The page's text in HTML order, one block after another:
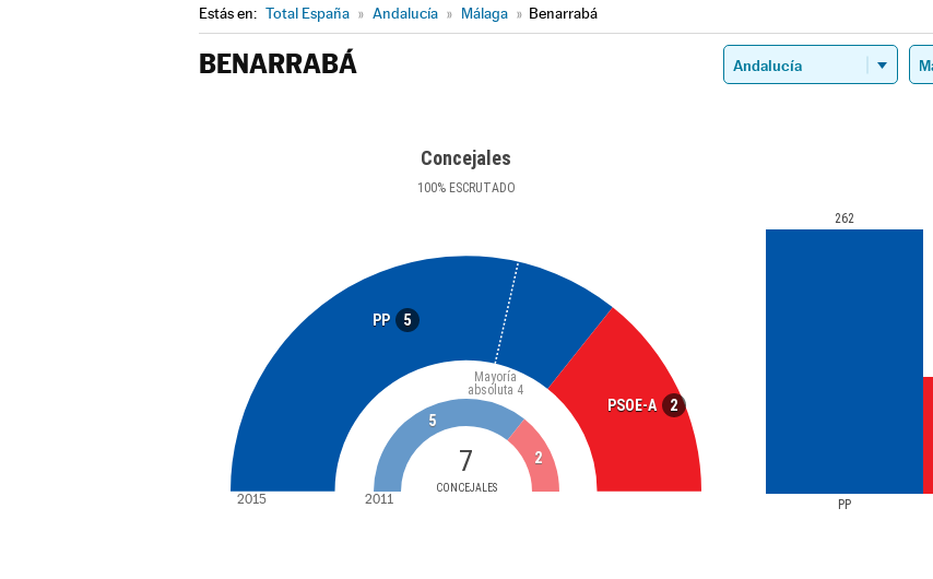
Estás en: Total España » Andalucía » Málaga » Benarrabá
BENARRABÁ
Concejales
100%ESCRUTADO
PP 5
PSOE-A 2
7
CONCEJALES
Mayoría
absoluta 4
5
2
2015 2011 PP
262